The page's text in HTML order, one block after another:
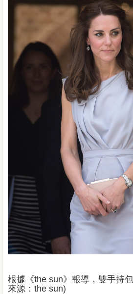
根據《the sun》報導，雙手持
來源：the sun)